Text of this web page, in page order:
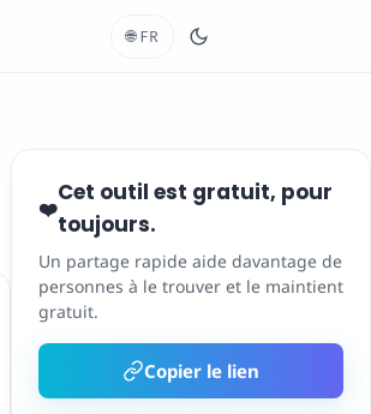
🌐 FR
❤️
Cet outil est gratuit, pour
toujours.
Un partage rapide aide davantage de
personnes à le trouver et le maintient
gratuit.
Copier le lien